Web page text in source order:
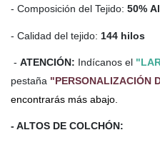
- Composición del Tejido: 50%
- Calidad del tejido: 144 hilos
- ATENCIÓN: Indícanos el
pestaña "PERSONALIZACIÓN
encontrarás más abajo.
- ALTOS DE COLCHÓN: